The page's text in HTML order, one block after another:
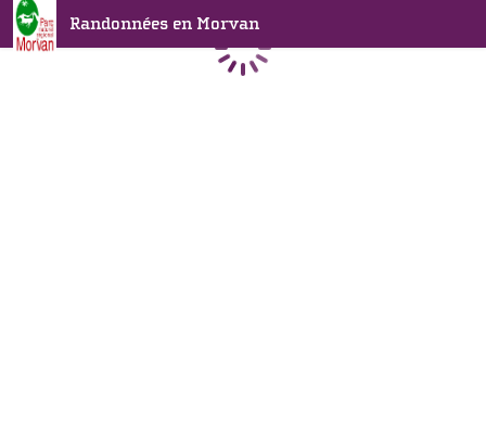
Randonnées en Morvan
Chargement